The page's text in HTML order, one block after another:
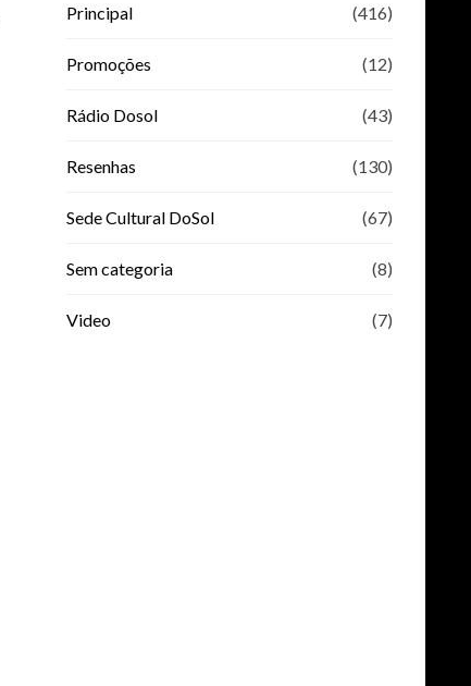
Principal (416)
Promoções (12)
Rádio Dosol (43)
Resenhas (130)
Sede Cultural DoSol (67)
Sem categoria (8)
Video (7)